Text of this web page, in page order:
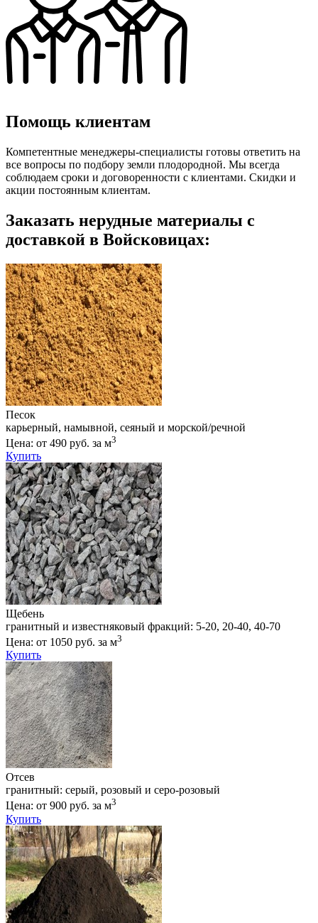
Помощь клиентам
Компетентные менеджеры-специалисты готовы ответить на
все вопросы по подбору земли плодородной. Мы всегда
соблюдаем сроки и договоренности с клиентами. Скидки и
акции постоянным клиентам.
Заказать нерудные материалы с
доставкой в Войсковицах:
Песок
карьерный, намывной, сеяный и морской/речной
Цена: от 490 руб. за м3
Купить
Щебень
гранитный и известняковый фракций: 5-20, 20-40, 40-70
Цена: от 1050 руб. за м3
Купить
Отсев
гранитный: серый, розовый и серо-розовый
Цена: от 900 руб. за м3
Купить